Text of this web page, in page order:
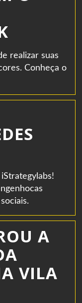
realizar suas
Conheça o
A
VILA